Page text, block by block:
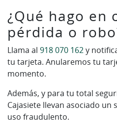
¿Qué hago en
pérdida o
Llama al 918 070 162y
tu tarjeta. Anularemos tu
momento.
Además, y para tu total
Cajasiete llevan asociado un
uso fraudulento.